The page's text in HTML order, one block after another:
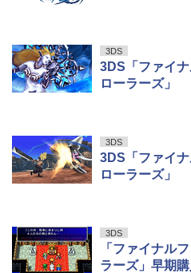
3DS
3DS「ファイ
ローラーズ」
3DS
3DS「ファイ
ローラーズ」
3DS
「ファイナル
ラーズ」早期